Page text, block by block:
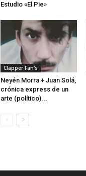
Estudio «El Pie»
Clapper Fan's
Neyén Morra + Juan Solá,
crónica express de un
arte (político)...